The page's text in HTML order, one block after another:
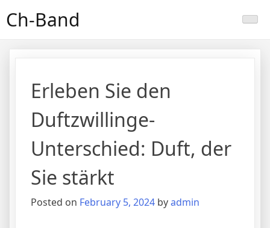
toCh-Band
Erleben Sie den
Duftzwillinge-
Unterschied: Duft, der
Sie stärkt
Posted on February 5, 2024 byadmin